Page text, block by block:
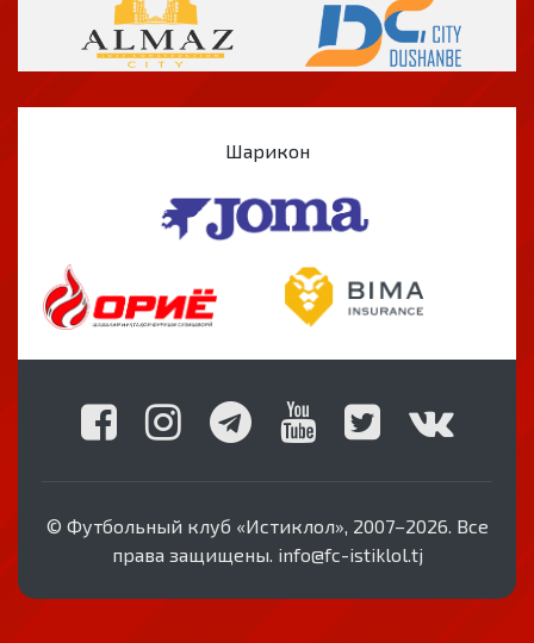
Шарикон
© Футбольный клуб «Истиклол», 2007–2026. Все
права защищены. info@fc-istiklol.tj